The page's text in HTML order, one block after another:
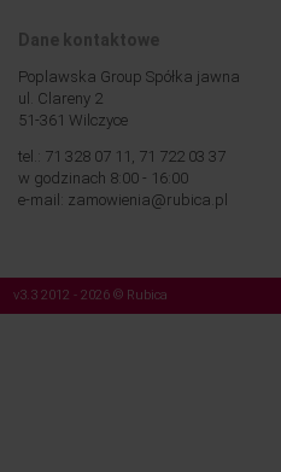
Dane kontaktowe
Poplawska Group Spółka jawna
ul. Clareny 2
51-361 Wilczyce
tel.: 71 328 07 11, 71 722 03 37
w godzinach 8:00 - 16:00
e-mail: zamowienia@rubica.pl
v3.3 2012 - 2026 © Rubica